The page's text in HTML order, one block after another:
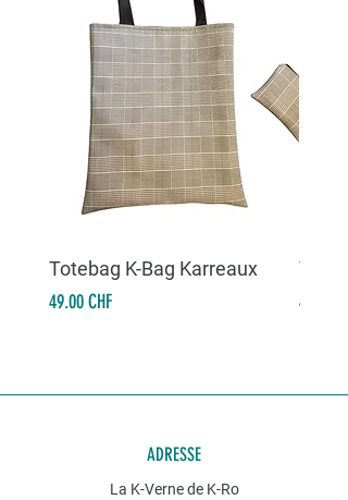
Totebag K-Bag Karreaux
Prix
49.00 CHF Prix
49.00
ADRESSE
La K-Verne de K-Ro